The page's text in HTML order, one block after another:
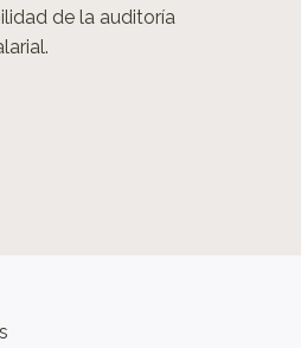
de la auditoría